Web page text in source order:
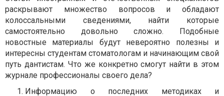
раскрывают множество вопросов и обладают
колоссальными сведениями, найти которые
самостоятельно довольно сложно. Подобные
новостные материалы будут невероятно полезны и
интересны студентам стоматологам и начинающим свой
путь дантистам. Что же конкретно смогут найти в этом
журнале профессионалы своего дела?
Информацию о последних методиках и